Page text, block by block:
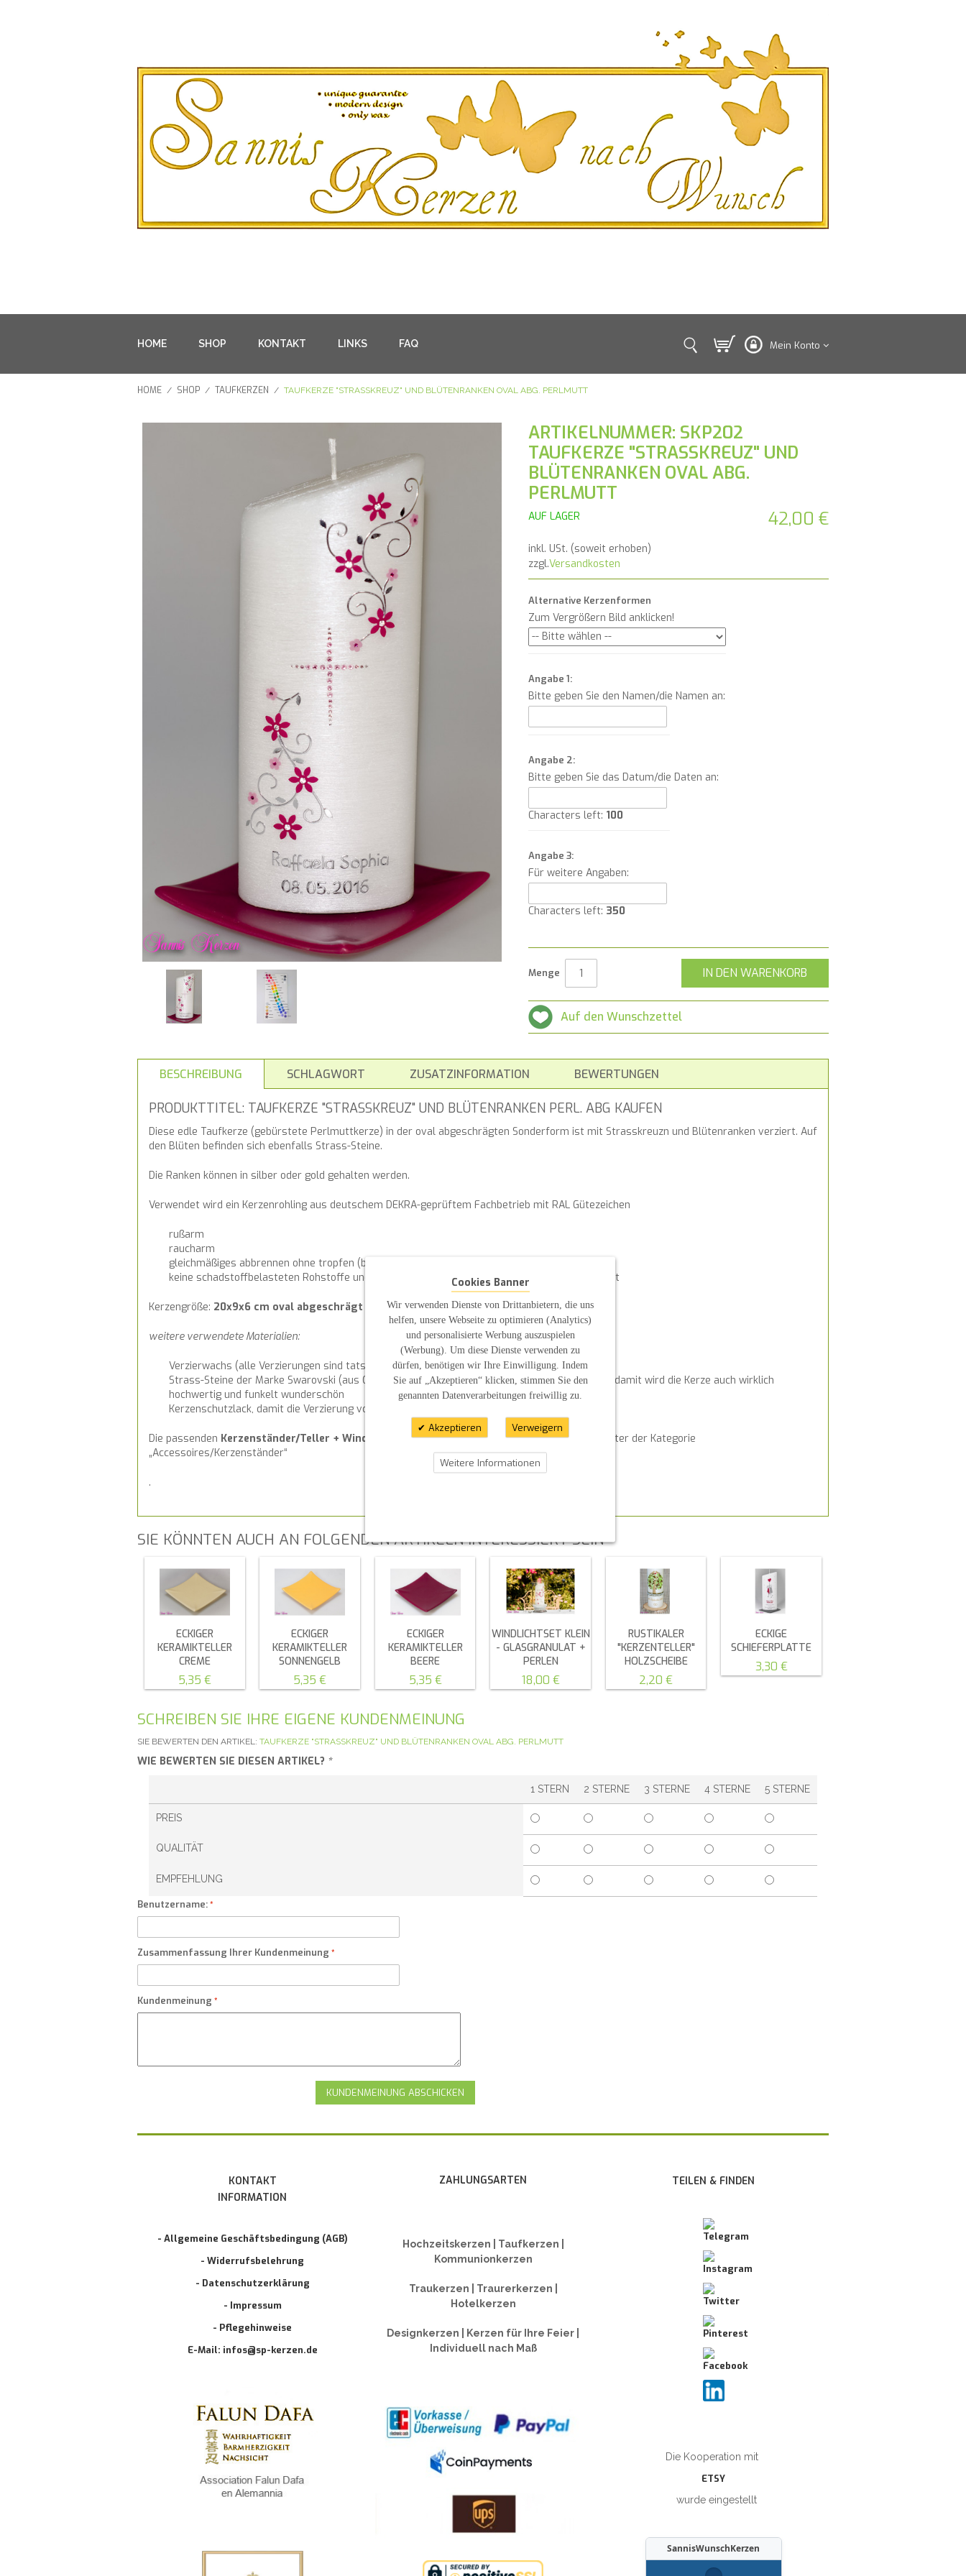
Mein Konto
HOME SHOP KONTAKT LINKS FAQ
HOME / SHOP / TAUFKERZEN / TAUFKERZE "STRASSKREUZ" UND BLÜTENRANKEN OVAL ABG. PERLMUTT
ARTIKELNUMMER: SKP202
TAUFKERZE "STRASSKREUZ" UND
BLÜTENRANKEN OVAL ABG.
PERLMUTT
42,00 €
AUF LAGER
inkl. USt. (soweit erhoben)
zzgl.Versandkosten
Alternative Kerzenformen
Zum Vergrößern Bild anklicken!
Angabe 1:
Bitte geben Sie den Namen/die Namen an:
Angabe 2:
Bitte geben Sie das Datum/die Daten an:
Characters left: 100
Angabe 3:
Für weitere Angaben:
Characters left: 350
Menge IN DEN WARENKORB
Auf den Wunschzettel
BESCHREIBUNG SCHLAGWORT ZUSATZINFORMATION BEWERTUNGEN
PRODUKTTITEL: TAUFKERZE "STRASSKREUZ" UND BLÜTENRANKEN PERL. ABG KAUFEN
Diese edle Taufkerze (gebürstete Perlmuttkerze) in der oval abgeschrägten Sonderform ist mit Strasskreuzn und Blütenranken verziert. Auf
den Blüten befinden sich ebenfalls Strass-Steine.
Die Ranken können in silber oder gold gehalten werden.
Verwendet wird ein Kerzenrohling aus deutschem DEKRA-geprüftem Fachbetrieb mit RAL Gütezeichen
rußarm
raucharm
gleichmäßiges abbrennen ohne tropfen (bei richtigem Umgang)
keine schadstoffbelasteten Rohstoffe und somit hohe Gesundheits- und umweltverträglichkeit
Kerzengröße: 20x9x6 cm oval abgeschrägt Kerzenfarbe:weiß-Perlmutt gebürstet
weitere verwendete Materialien:
Verzierwachs (alle Verzierungen sind tatsächlich aus Wachs und keine aufgeklebte Folie!)
Strass-Steine der Marke Swarovski (aus Glas, nicht aus Plastik!) mit dem patentierten Schliff, damit wird die Kerze auch wirklich
hochwertig und funkelt wunderschön
Kerzenschutzlack, damit die Verzierung vor Schmutz und Staubablagerungen geschützt bleibt
Die passenden Kerzenständer/Teller + Windlichtgläserzu meinen Kerzen finden Sie im Shop unter der Kategorie
„Accessoires/Kerzenständer“
.
SIE KÖNNTEN AUCH AN FOLGENDEN ARTIKELN INTERESSIERT SEIN
ECKIGER
KERAMIKTELLER
CREME
5,35 €
ECKIGER
KERAMIKTELLER
SONNENGELB
5,35 €
ECKIGER
KERAMIKTELLER
BEERE
5,35 €
WINDLICHTSET KLEIN
- GLASGRANULAT +
PERLEN
18,00 €
RUSTIKALER
"KERZENTELLER"
HOLZSCHEIBE
2,20 €
ECKIGE
SCHIEFERPLATTE
3,30 €
SCHREIBEN SIE IHRE EIGENE KUNDENMEINUNG
SIE BEWERTEN DEN ARTIKEL: TAUFKERZE "STRASSKREUZ" UND BLÜTENRANKEN OVAL ABG. PERLMUTT
WIE BEWERTEN SIE DIESEN ARTIKEL? *
1 STERN 2 STERNE 3 STERNE 4 STERNE 5 STERNE
PREIS
QUALITÄT
EMPFEHLUNG
Benutzername:
Zusammenfassung Ihrer Kundenmeinung
Kundenmeinung
KUNDENMEINUNG ABSCHICKEN
KONTAKT
INFORMATION
- Allgemeine Geschäftsbedingung (AGB)
- Widerrufsbelehrung
- Datenschutzerklärung
- Impressum
- Pflegehinweise
E-Mail: infos@sp-kerzen.de
ZAHLUNGSARTEN
Hochzeitskerzen | Taufkerzen |
Kommunionkerzen
Traukerzen | Traurerkerzen |
Hotelkerzen
Designkerzen | Kerzen für Ihre Feier |
Individuell nach Maß
TEILEN & FINDEN
Die Kooperation mit
ETSY
wurde eingestellt
SannisWunschKerzen
Cookies Banner
Wir verwenden Dienste von Drittanbietern, die uns
helfen, unsere Webseite zu optimieren (Analytics)
und personalisierte Werbung auszuspielen
(Werbung). Um diese Dienste verwenden zu
dürfen, benötigen wir Ihre Einwilligung. Indem
Sie auf „Akzeptieren“ klicken, stimmen Sie den
genannten Datenverarbeitungen freiwillig zu.
Akzeptieren Verweigern
Weitere Informationen